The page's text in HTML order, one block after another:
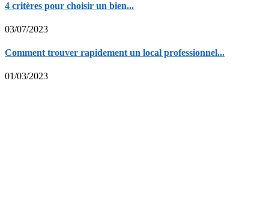
4 critères pour choisir un bien...
03/07/2023
Comment trouver rapidement un local professionnel...
01/03/2023